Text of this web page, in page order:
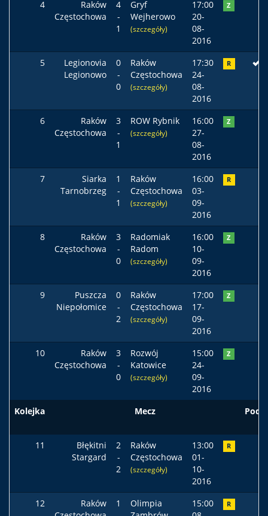
4
Raków
Częstochowa
4
-
1
Gryf
Wejherowo
(szczegóły)
17:00
20-
08-
2016
Z
5
Legionovia
Legionowo
0
-
0
Raków
Częstochowa
(szczegóły)
17:30
24-
08-
2016
R
6
Raków
Częstochowa
3
-
1
ROW Rybnik
(szczegóły)
16:00
27-
08-
2016
Z
7
Siarka
Tarnobrzeg
1
-
1
Raków
Częstochowa
(szczegóły)
16:00
03-
09-
2016
R
8
Raków
Częstochowa
3
-
0
Radomiak
Radom
(szczegóły)
16:00
10-
09-
2016
Z
9
Puszcza
Niepołomice
0
-
2
Raków
Częstochowa
(szczegóły)
17:00
17-
09-
2016
Z
10
Raków
Częstochowa
3
-
0
Rozwój
Katowice
(szczegóły)
15:00
24-
09-
2016
Z
Kolejka Mecz Podst
11
Błękitni
Stargard
2
-
2
Raków
Częstochowa
(szczegóły)
13:00
01-
10-
2016
R
12
Raków
1
Olimpia
15:00
R